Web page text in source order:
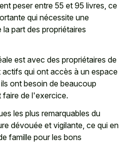
peser entre 55 et 95 livres, ce
qui nécessite une
part des propriétaires
est avec des propriétaires de
qui ont accès à un espace
ont besoin de beaucoup
de l'exercice.
les plus remarquables du
dévouée et vigilante, ce qui en
famille pour les bons